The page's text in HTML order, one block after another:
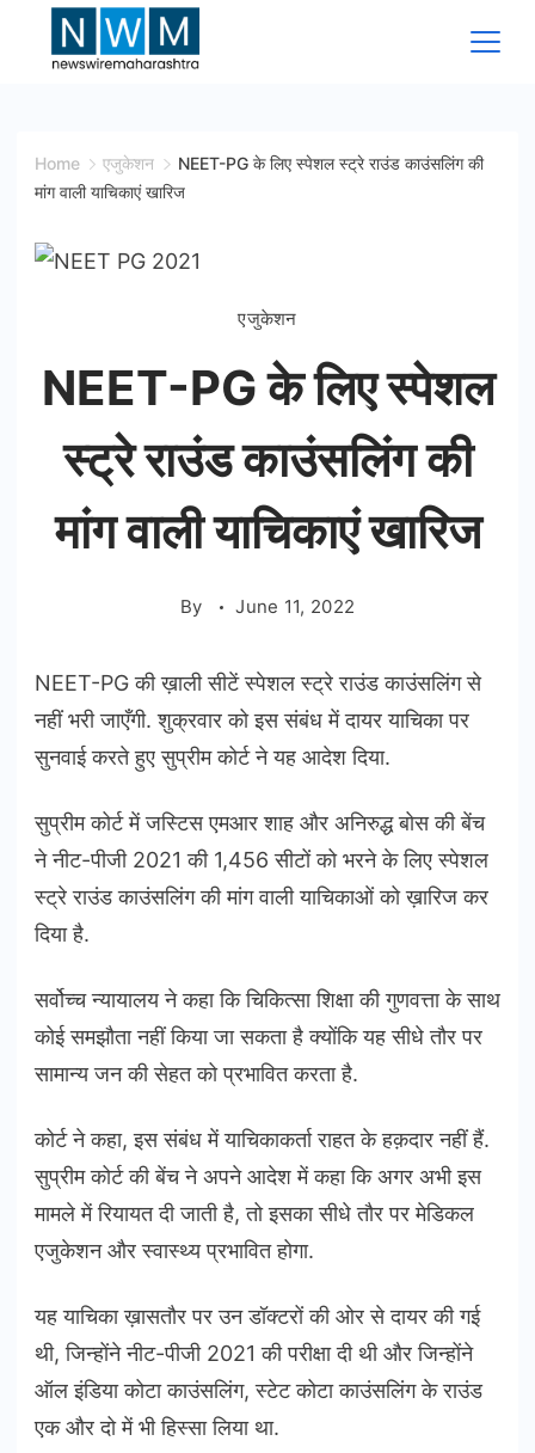
Wire
Home एजुकेशन
NEET-PG के लिए स्पेशल स्ट्रे राउंड काउंसलिंग की
मांग वाली याचिकाएं खारिज
एजुकेशन
NEET-PG के लिए स्पेशल
स्ट्रे राउंड काउंसलिंग की
मांग वाली याचिकाएं खारिज
By June 11, 2022
NEET-PG की ख़ाली सीटें स्पेशल स्ट्रे राउंड काउंसलिंग से
नहीं भरी जाएँगी. शुक्रवार को इस संबंध में दायर याचिका पर
सुनवाई करते हुए सुप्रीम कोर्ट ने यह आदेश दिया.
सुप्रीम कोर्ट में जस्टिस एमआर शाह और अनिरुद्ध बोस की बेंच
ने नीट-पीजी 2021 की 1,456 सीटों को भरने के लिए स्पेशल
स्ट्रे राउंड काउंसलिंग की मांग वाली याचिकाओं को ख़ारिज कर
दिया है.
सर्वोच्च न्यायालय ने कहा कि चिकित्सा शिक्षा की गुणवत्ता के साथ
कोई समझौता नहीं किया जा सकता है क्योंकि यह सीधे तौर पर
सामान्य जन की सेहत को प्रभावित करता है.
कोर्ट ने कहा, इस संबंध में याचिकाकर्ता राहत के हक़दार नहीं हैं.
सुप्रीम कोर्ट की बेंच ने अपने आदेश में कहा कि अगर अभी इस
मामले में रियायत दी जाती है, तो इसका सीधे तौर पर मेडिकल
एजुकेशन और स्वास्थ्य प्रभावित होगा.
यह याचिका ख़ासतौर पर उन डॉक्टरों की ओर से दायर की गई
थी, जिन्होंने नीट-पीजी 2021 की परीक्षा दी थी और जिन्होंने
ऑल इंडिया कोटा काउंसलिंग, स्टेट कोटा काउंसलिंग के राउंड
एक और दो में भी हिस्सा लिया था.